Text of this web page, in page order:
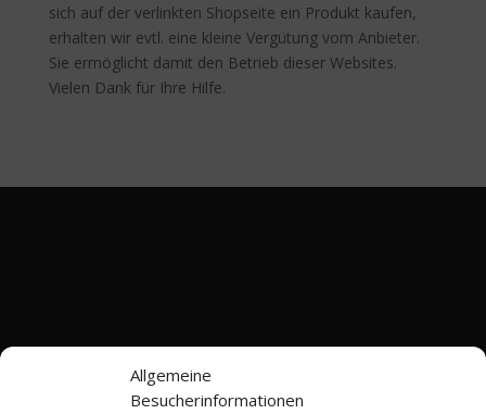
Allgemeine
Besucherinformationen
sich auf der verlinkten Shopseite ein Produkt kaufen,
erhalten wir evtl. eine kleine Vergütung vom Anbieter.
Sie ermöglicht damit den Betrieb dieser Websites.
Vielen Dank für Ihre Hilfe.